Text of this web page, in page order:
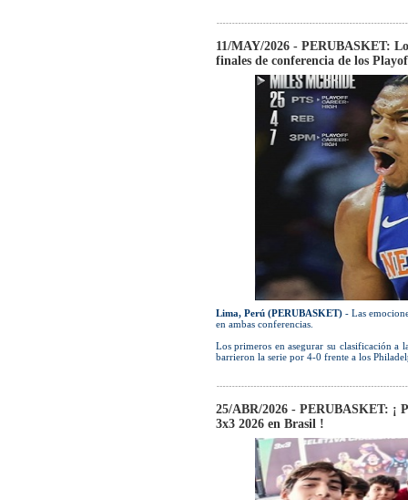
11/MAY/2026 - PERUBASKET:
finales de conferencia de los
Lima, Perú (PERUBASKET)- Las
en ambas conferencias.
Los primeros en asegurar su clasificación a
barrieron la serie por 4-0 frente a los
25/ABR/2026 - PERUBASKET: ¡
3x3 2026 en Brasil !